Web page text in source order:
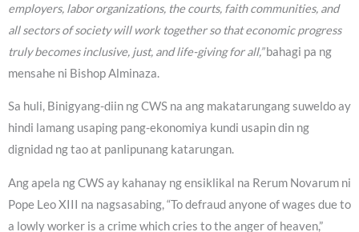
employers, labor organizations, the courts, faith communities, and
all sectors of society will work together so that economic progress
truly becomes inclusive, just, and life-giving for all,”bahagi pa ng
mensahe ni Bishop Alminaza.
Sa huli, Binigyang-diin ng CWS na ang makatarungang suweldo ay
hindi lamang usaping pang-ekonomiya kundi usapin din ng
dignidad ng tao at panlipunang katarungan.
Ang apela ng CWS ay kahanay ng ensiklikal na Rerum Novarum ni
Pope Leo XIII na nagsasabing, “To defraud anyone of wages due to
a lowly worker is a crime which cries to the anger of heaven,”